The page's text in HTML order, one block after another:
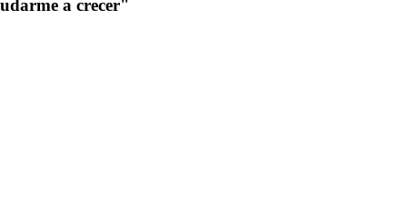
a crecer"